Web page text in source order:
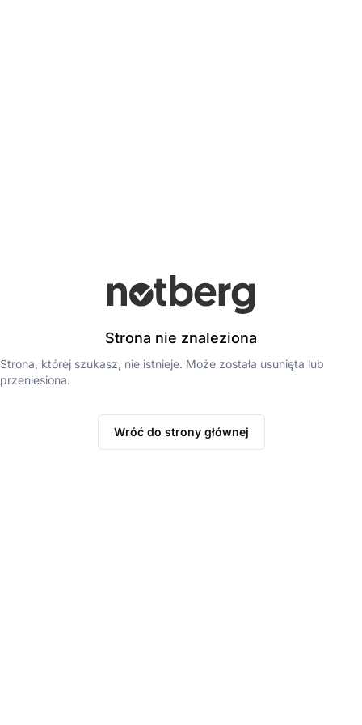
Strona nie znaleziona
Strona, której szukasz, nie istnieje. Może została usunięta lub
przeniesiona.
Wróć do strony głównej